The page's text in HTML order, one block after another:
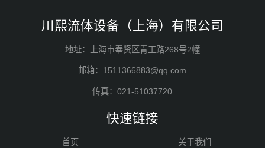
川熙流体设备（上海）有限公司
地址：上海市奉贤区青工路268号2幢
邮箱：1511366883@qq.com
传真：021-51037720
快速链接
首页 关于我们